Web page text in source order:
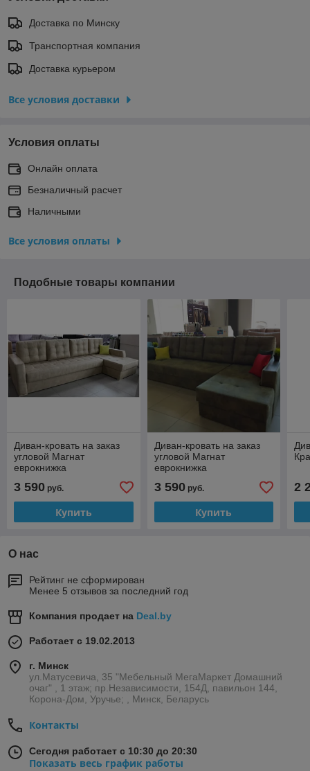
Доставка по Минску
Транспортная компания
Доставка курьером
Все условия доставки
Условия оплаты
Онлайн оплата
Безналичный расчет
Наличными
Все условия оплаты
Подобные товары компании
Диван-кровать на заказ
угловой Магнат
еврокнижка
3 590 руб.
Купить
Диван-кровать на заказ
угловой Магнат
еврокнижка
3 590руб.
Купить
2
О нас
Рейтинг не сформирован
Менее 5 отзывов за последний год
Компания продает на Deal.by
Работает с 19.02.2013
г. Минск
ул.Матусевича, 35 "Мебельный МегаМаркет Домашний
очаг" , 1 этаж; пр.Независимости, 154Д, павильон 144,
Корона-Дом, Уручье; , Минск, Беларусь
Контакты
Сегодня работает с 10:30 до 20:30
Показать весь график работы